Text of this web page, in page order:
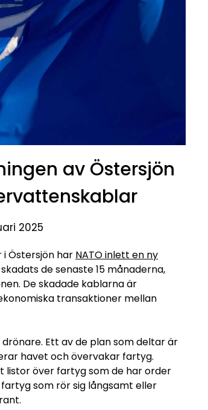
av Östersjön
2025
Östersjön har NATO inlett en ny
skadats de senaste 15 månaderna,
De skadade kablarna är
transaktioner mellan
Ett av de plan som deltar är
havet och övervakar fartyg.
listor över fartyg som de har order
som rör sig långsamt eller